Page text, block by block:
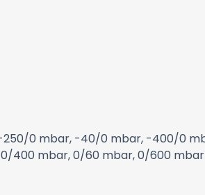
0 mbar, -40/0 mbar, -400/0
400 mbar, 0/60 mbar, 0/600 mbar